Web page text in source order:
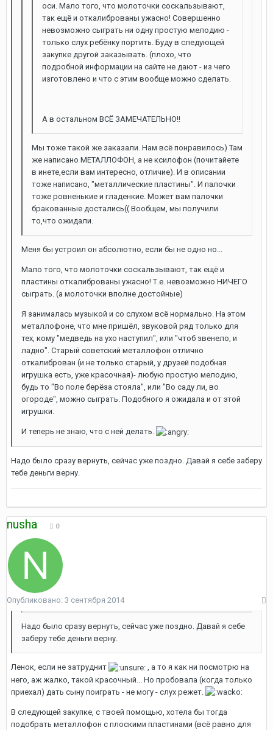
оси. Мало того, что молоточки соскальзывают,
так ещё и откалиброваны ужасно! Совершенно
невозможно сыграть ни одну простую мелодию -
только слух ребёнку портить. Буду в следующей
закупке другой заказывать. (плохо, что
подробной информации на сайте не дают - из чего
изготовлено и что с этим вообще можно сделать.
А в остальном ВСЁ ЗАМЕЧАТЕЛЬНО!!
Мы тоже такой же заказали. Нам всё понравилось) Там
же написано МЕТАЛЛОФОН, а не ксилофон (почитайете
в инете,если вам интересно, отличие). И в описании
тоже написано, "металлические пластины". И палочки
тоже ровненькие и гладенкие. Может вам палочки
бракованные достались(( Вообщем, мы получили
то,что ожидали.
Меня бы устроил он абсолютно, если бы не одно но...
Мало того, что молоточки соскальзывают, так ещё и
пластины откалиброваны ужасно! Т.е. невозможно НИЧЕГО
сыграть. (а молоточки вполне достойные)
Я занималась музыкой и со слухом всё нормально. На этом
металлофоне, что мне пришёл, звуковой ряд только для
тех, кому "медведь на ухо наступил", или "чтоб звенело, и
ладно". Старый советский металлофон отлично
откалиброван (и не только старый, у друзей подобная
игрушка есть, уже красочная)- любую простую мелодию,
будь то "Во поле берёза стояла", или "Во саду ли, во
огороде", можно сыграть. Подобного я ожидала и от этой
игрушки.
И теперь не знаю, что с ней делать.
Надо было сразу вернуть, сейчас уже поздно. Давай я себе заберу
тебе деньги верну.
nusha 0
Опубликовано: 3 сентября 2014
Надо было сразу вернуть, сейчас уже поздно. Давай я себе
заберу тебе деньги верну.
Ленок, если не затруднит
, а то я как ни посмотрю на
него, аж жалко, такой красочный... Но пробовала (когда только
приехал) дать сыну поиграть - не могу - слух режет.
В следующей закупке, с твоей помощью, хотела бы тогда
подобрать металлофон с плоскими пластинами (всё равно для